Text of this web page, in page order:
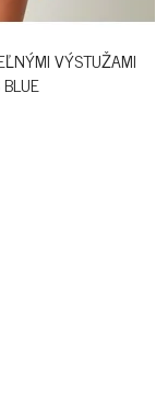
VÝSTUŽAMI